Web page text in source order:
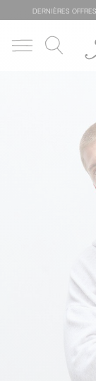
DERNIÈRES